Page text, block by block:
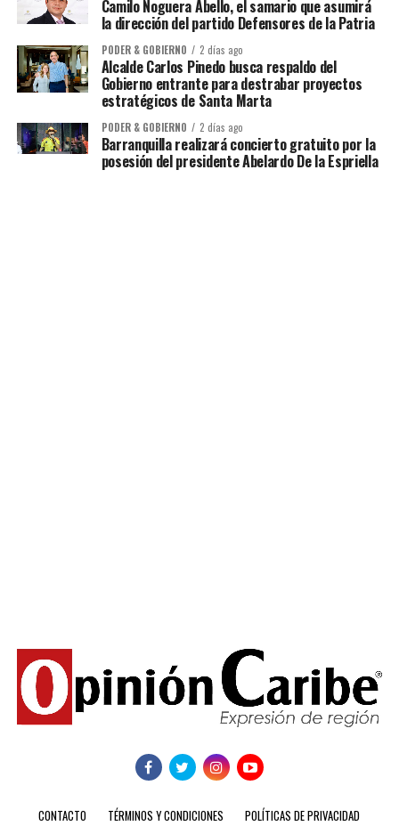
Camilo Noguera Abello, el samario que asumirá
la dirección del partido Defensores de la Patria
PODER & GOBIERNO 2 días ago
Alcalde Carlos Pinedo busca respaldo del
Gobierno entrante para destrabar proyectos
estratégicos de Santa Marta
PODER & GOBIERNO 2 días ago
Barranquilla realizará concierto gratuito por la
posesión del presidente Abelardo De la Espriella
CONTACTO TÉRMINOS Y CONDICIONES
POLÍTICAS DE PRIVACIDAD